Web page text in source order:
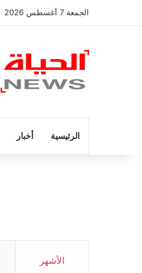
الجمعة 7 أغسطس 2026
الرئيسية أخبار
الأشهر